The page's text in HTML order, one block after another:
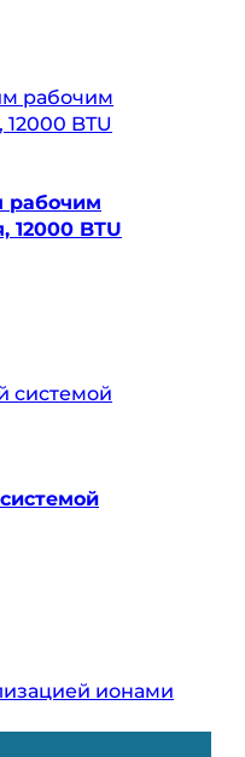
рабочим
12000 BTU